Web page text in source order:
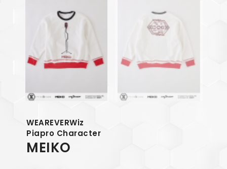
WEAREVERWiz
Piapro Character
MEIKO